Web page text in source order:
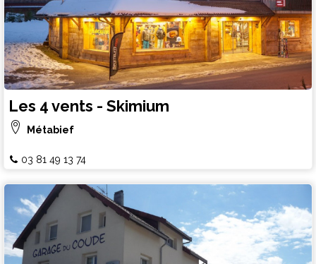
Les 4 vents - Skimium
Métabief
03 81 49 13 74